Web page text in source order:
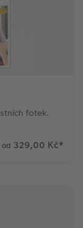
fotek.
od 329,00 Kč*